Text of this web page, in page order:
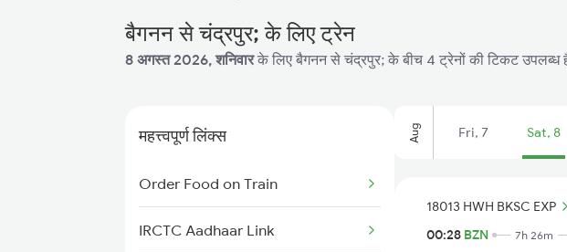
बैगनन से चंद्रपुर; के लिए ट्रेन
8 अगस्त 2026, शनिवारके लिए बैगनन से चंद्रपुर; के बीच 4 ट्रेनों की टिकट उपलब्ध
महत्त्वपूर्ण लिंक्स
Order Food on Train
IRCTC Aadhaar Link
Aug Fri, 7 Sat, 8
18013 HWH BKSC EXP
00:28 BZN 7h 26m